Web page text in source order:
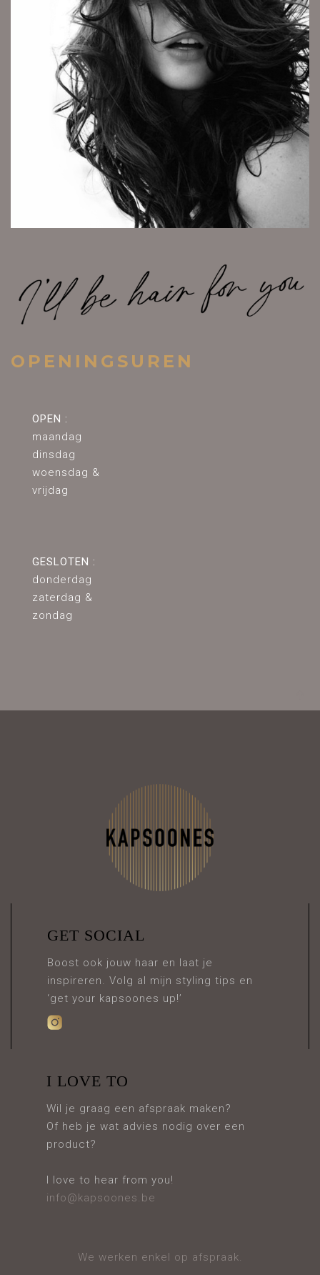
OPENINGSUREN
OPEN :
maandag
dinsdag
woensdag &
vrijdag
GESLOTEN :
donderdag
zaterdag &
zondag
GET SOCIAL
Boost ook jouw haar en laat je
inspireren. Volg al mijn styling tips en
‘get your kapsoones up!’
I LOVE TO
Wil je graag een afspraak maken?
Of heb je wat advies nodig over een
product?
I love to hear from you!
info@kapsoones.be
We werken enkel op afspraak.